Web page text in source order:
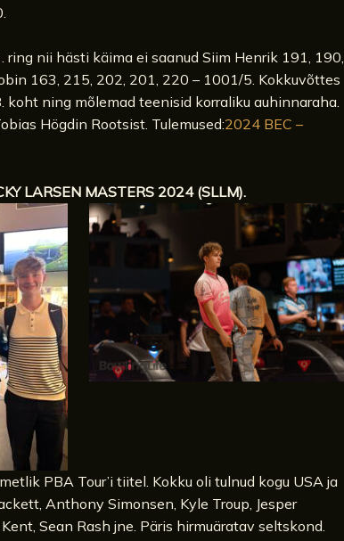
ring nii hästi käima ei saanud Siim Henrik 191, 190,
163, 215, 202, 201, 220 – 1001/5. Kokkuvõttes
koht ning mõlemad teenisid korraliku auhinnaraha.
Högdin Rootsist. Tulemused:2024 BEC –
LARSEN MASTERS 2024 (SLLM).
PBA Tour’i tiitel. Kokku oli tulnud kogu USA ja
Anthony Simonsen, Kyle Troup, Jesper
Sean Rash jne. Päris hirmuäratav seltskond.